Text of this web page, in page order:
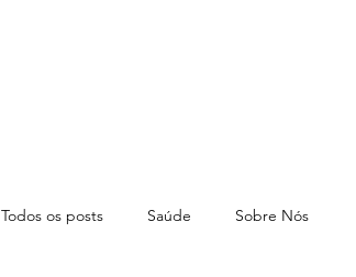
Todos os posts Saúde Sobre Nós